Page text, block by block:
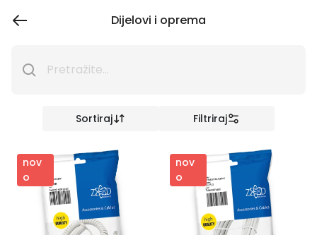
Dijelovi i oprema
Sortiraj Filtriraj
nov
o
nov
o